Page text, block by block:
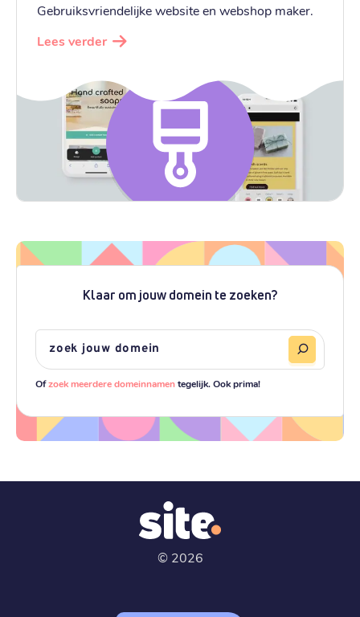
Gebruiksvriendelijke website en webshop maker.
Lees verder
Klaar om jouw domein te zoeken?
Ofzoek meerdere domeinnamentegelijk. Ook prima!
© 2026